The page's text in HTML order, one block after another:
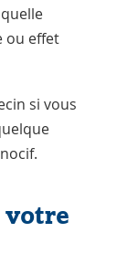
ou effet
si vous
votre